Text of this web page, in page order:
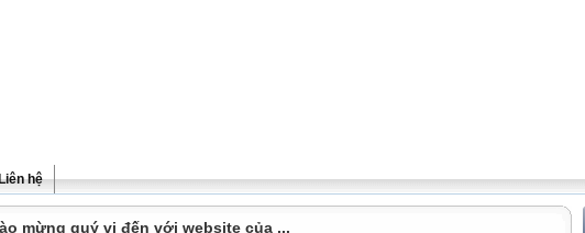
hệ
mừng quý vị đến với website của ...